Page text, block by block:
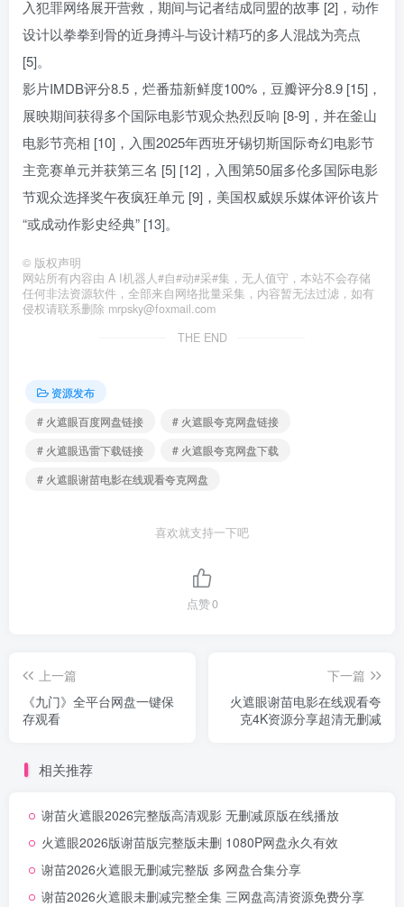
入犯罪网络展开营救，期间与记者结成同盟的故事 [2]，动作
设计以拳拳到骨的近身搏斗与设计精巧的多人混战为亮点
[5]。
影片IMDB评分8.5，烂番茄新鲜度100%，豆瓣评分8.9 [15]，
展映期间获得多个国际电影节观众热烈反响 [8-9]，并在釜山
电影节亮相 [10]，入围2025年西班牙锡切斯国际奇幻电影节
主竞赛单元并获第三名 [5] [12]，入围第50届多伦多国际电影
节观众选择奖午夜疯狂单元 [9]，美国权威娱乐媒体评价该片
“或成动作影史经典” [13]。
© 版权声明
网站所有内容由 A I机器人#自#动#采#集，无人值守，本站不会存储
任何非法资源软件，全部来自网络批量采集，内容暂无法过滤，如有
侵权请联系删除 mrpsky@foxmail.com
THE END
资源发布
# 火遮眼百度网盘链接
# 火遮眼夸克网盘链接
# 火遮眼迅雷下载链接
# 火遮眼夸克网盘下载
# 火遮眼谢苗电影在线观看夸克网盘
喜欢就支持一下吧
点赞0
上一篇
《九门》全平台网盘一键保
存观看
下一篇
火遮眼谢苗电影在线观看夸
克4K资源分享超清无删减
相关推荐
谢苗火遮眼2026完整版高清观影 无删减原版在线播放
火遮眼2026版谢苗版完整版未删 1080P网盘永久有效
谢苗2026火遮眼无删减完整版 多网盘合集分享
谢苗2026火遮眼未删减完整全集 三网盘高清资源免费分享